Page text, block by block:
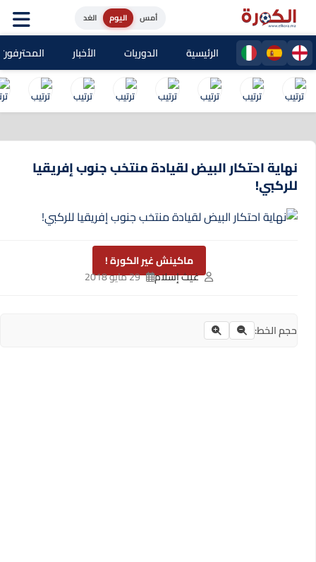
اليوم الغد
الرئيسية الدوريات الأخبار المحترفون
نهاية احتكار البيض لقيادة منتخب جنوب إفريقيا
للركبي!
ماكينش غير الكورة !
غيث إسلام
29 مايو 2018
حجم الخط: